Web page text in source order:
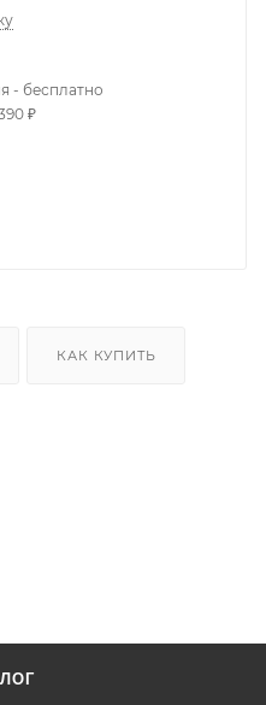
- бесплатно
₽
КАК КУПИТЬ